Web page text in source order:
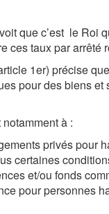
que c’est le Roi
ces taux par
1er) précise
pour des biens
à :
privés pour
certaines
et/ou fonds
pour personnes